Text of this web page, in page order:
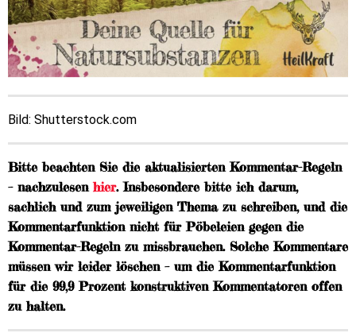
Bild: Shutterstock.com
Bitte beachten Sie die aktualisierten Kommentar-Regeln
– nachzulesenhier. Insbesondere bitte ich darum,
sachlich und zum jeweiligen Thema zu schreiben, und die
Kommentarfunktion nicht für Pöbeleien gegen die
Kommentar-Regeln zu missbrauchen. Solche Kommentare
müssen wir leider löschen – um die Kommentarfunktion
für die 99,9 Prozent konstruktiven Kommentatoren offen
zu halten.